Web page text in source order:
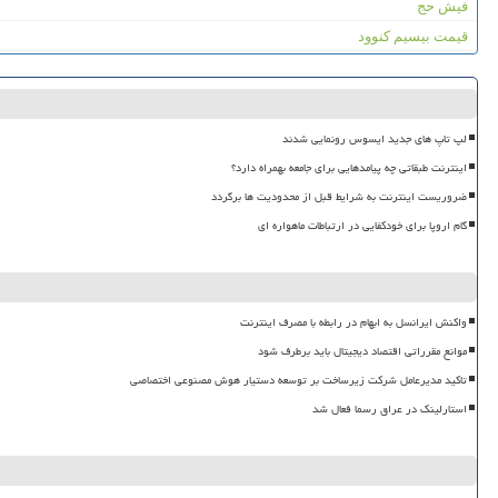
فیش حج
قیمت بیسیم کنوود
لپ تاپ های جدید ایسوس رونمایی شدند
اینترنت طبقاتی چه پیامدهایی برای جامعه بهمراه دارد؟
ضروریست اینترنت به شرایط قبل از محدودیت ها برگردد
گام اروپا برای خودکفایی در ارتباطات ماهواره ای
واکنش ایرانسل به ابهام در رابطه با مصرف اینترنت
موانع مقرراتی اقتصاد دیجیتال باید برطرف شود
تاکید مدیرعامل شرکت زیرساخت بر توسعه دستیار هوش مصنوعی اختصاصی
استارلینک در عراق رسما فعال شد